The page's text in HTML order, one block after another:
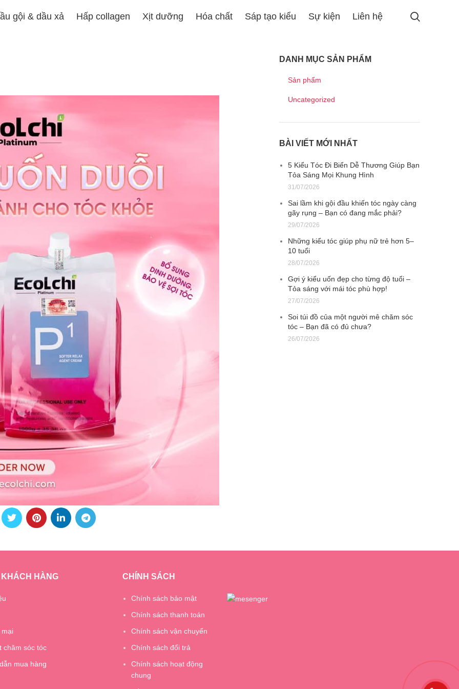
gội & dầu xả Hấp collagen Xịt dưỡng Hóa chất Sáp tạo kiểu Sự kiện Liên hệ
DANH MỤC SẢN PHẨM
Sản phẩm
Uncategorized
BÀI VIẾT MỚI NHẤT
5 Kiểu Tóc Đi Biển Dễ Thương Giúp Bạn
Tỏa Sáng Mọi Khung Hình
31/07/2026
Sai lầm khi gội đầu khiến tóc ngày càng
gãy rụng – Bạn có đang mắc phải?
29/07/2026
Những kiểu tóc giúp phụ nữ trẻ hơn 5–
10 tuổi
28/07/2026
Gợi ý kiểu uốn đẹp cho từng độ tuổi –
Tỏa sáng với mái tóc phù hợp!
27/07/2026
Soi túi đồ của một người mê chăm sóc
tóc – Bạn đã có đủ chưa?
26/07/2026
HÀNG
chăm sóc tóc
mua hàng
CHÍNH SÁCH
Chính sách bảo mật
Chính sách thanh toán
Chính sách vận chuyển
Chính sách đổi trả
Chính sách hoạt động
chung